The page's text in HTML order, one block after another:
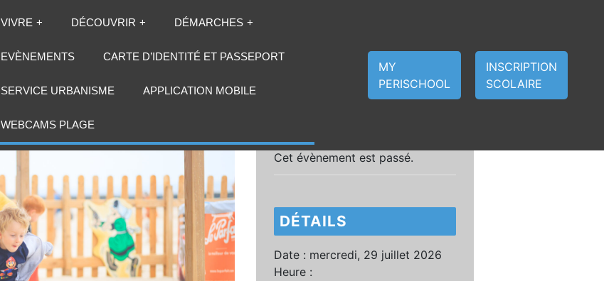
VIVRE DÉCOUVRIR DÉMARCHES
EVÈNEMENTS CARTE D’IDENTITÉ ET PASSEPORT
SERVICE URBANISME APPLICATION MOBILE
WEBCAMS PLAGE
MY
PERISCHOOL
INSCRIPTION
SCOLAIRE
Cet évènement est passé.
DÉTAILS
Date : mercredi, 29 juillet 2026
Heure :